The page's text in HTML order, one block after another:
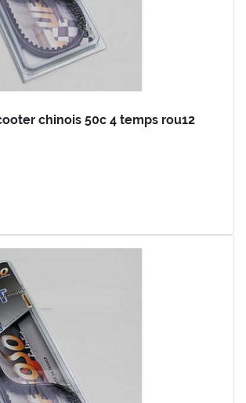
chinois 50c 4 temps rou12